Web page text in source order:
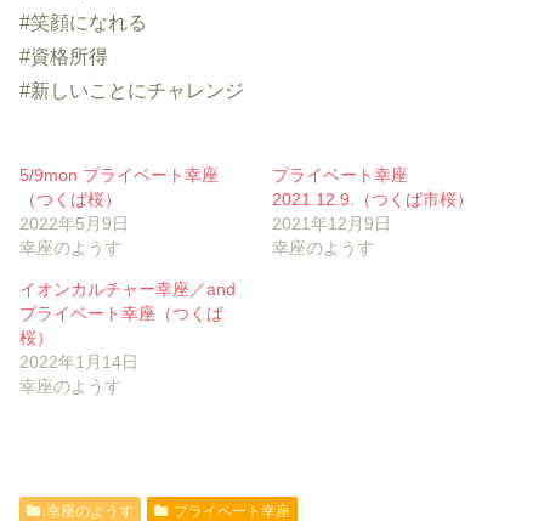
#笑顔になれる
#資格所得
#新しいことにチャレンジ
5/9mon プライベート幸座
（つくば桜）
2022年5月9日
幸座のようす
プライベート幸座
2021.12.9.（つくば市桜）
2021年12月9日
幸座のようす
イオンカルチャー幸座／and
プライベート幸座（つくば
桜）
2022年1月14日
幸座のようす
幸座のようす プライベート幸座